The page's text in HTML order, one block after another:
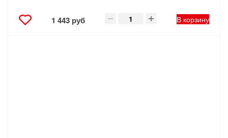
1 443 руб В корзину